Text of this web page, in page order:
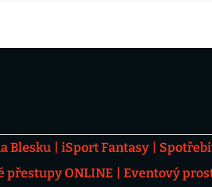
Blesku iSport Fantasy
přestupy ONLINE Eventový